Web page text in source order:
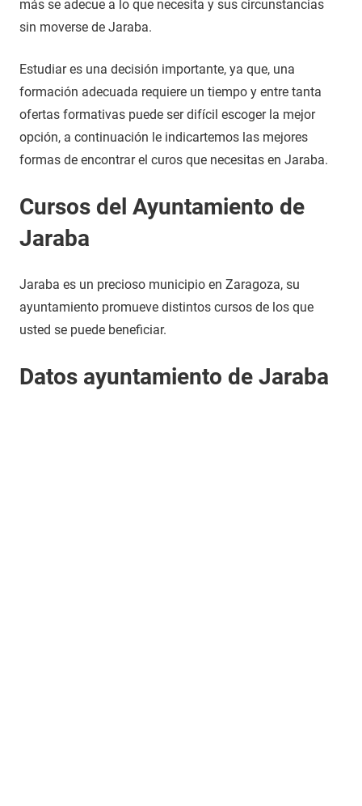
2020
más se adecue a lo que necesita y sus circunstancias
sin moverse de Jaraba.
Estudiar es una decisión importante, ya que, una
formación adecuada requiere un tiempo y entre tanta
ofertas formativas puede ser difícil escoger la mejor
opción, a continuación le indicartemos las mejores
formas de encontrar el curos que necesitas en Jaraba.
Cursos del Ayuntamiento de
Jaraba
Jaraba es un precioso municipio en Zaragoza, su
ayuntamiento promueve distintos cursos de los que
usted se puede beneficiar.
Datos ayuntamiento de Jaraba